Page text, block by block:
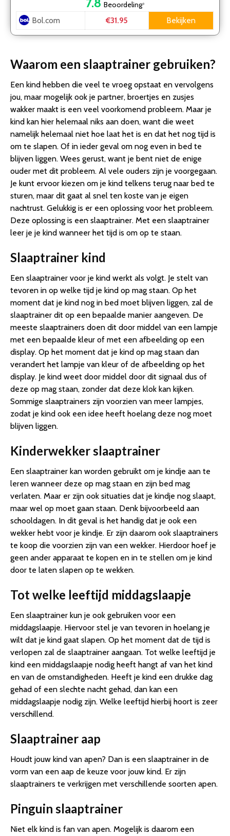
Beoordeling*
Bol.com €31.95 Bekijken
Waarom een slaaptrainer gebruiken?
Een kind hebben die veel te vroeg opstaat en vervolgens
jou, maar mogelijk ook je partner, broertjes en zusjes
wakker maakt is een veel voorkomend probleem. Maar je
kind kan hier helemaal niks aan doen, want die weet
namelijk helemaal niet hoe laat het is en dat het nog tijd is
om te slapen. Of in ieder geval om nog even in bed te
blijven liggen. Wees gerust, want je bent niet de enige
ouder met dit probleem. Al vele ouders zijn je voorgegaan.
Je kunt ervoor kiezen om je kind telkens terug naar bed te
sturen, maar dit gaat al snel ten koste van je eigen
nachtrust. Gelukkig is er een oplossing voor het probleem.
Deze oplossing is een slaaptrainer. Met een slaaptrainer
leer je je kind wanneer het tijd is om op te staan.
Slaaptrainer kind
Een slaaptrainer voor je kind werkt als volgt. Je stelt van
tevoren in op welke tijd je kind op mag staan. Op het
moment dat je kind nog in bed moet blijven liggen, zal de
slaaptrainer dit op een bepaalde manier aangeven. De
meeste slaaptrainers doen dit door middel van een lampje
met een bepaalde kleur of met een afbeelding op een
display. Op het moment dat je kind op mag staan dan
verandert het lampje van kleur of de afbeelding op het
display. Je kind weet door middel door dit signaal dus of
deze op mag staan, zonder dat deze klok kan kijken.
Sommige slaaptrainers zijn voorzien van meer lampjes,
zodat je kind ook een idee heeft hoelang deze nog moet
blijven liggen.
Kinderwekker slaaptrainer
Een slaaptrainer kan worden gebruikt om je kindje aan te
leren wanneer deze op mag staan en zijn bed mag
verlaten. Maar er zijn ook situaties dat je kindje nog slaapt,
maar wel op moet gaan staan. Denk bijvoorbeeld aan
schooldagen. In dit geval is het handig dat je ook een
wekker hebt voor je kindje. Er zijn daarom ook slaaptrainers
te koop die voorzien zijn van een wekker. Hierdoor hoef je
geen ander apparaat te kopen en in te stellen om je kind
door te laten slapen op te wekken.
Tot welke leeftijd middagslaapje
Een slaaptrainer kun je ook gebruiken voor een
middagslaapje. Hiervoor stel je van tevoren in hoelang je
wilt dat je kind gaat slapen. Op het moment dat de tijd is
verlopen zal de slaaptrainer aangaan. Tot welke leeftijd je
kind een middagslaapje nodig heeft hangt af van het kind
en van de omstandigheden. Heeft je kind een drukke dag
gehad of een slechte nacht gehad, dan kan een
middagslaapje nodig zijn. Welke leeftijd hierbij hoort is zeer
verschillend.
Slaaptrainer aap
Houdt jouw kind van apen? Dan is een slaaptrainer in de
vorm van een aap de keuze voor jouw kind. Er zijn
slaaptrainers te verkrijgen met verschillende soorten apen.
Pinguin slaaptrainer
Niet elk kind is fan van apen. Mogelijk is daarom een